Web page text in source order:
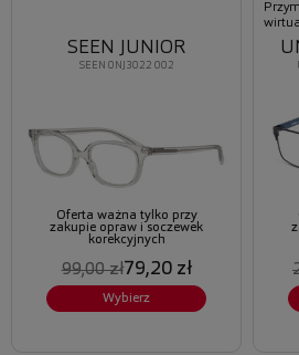
SEEN 0NJ3022 002
SEEN JUNIOR
Oferta ważna tylko przy
zakupie opraw i soczewek
korekcyjnych
99,00 zł79,20 zł
Wybierz